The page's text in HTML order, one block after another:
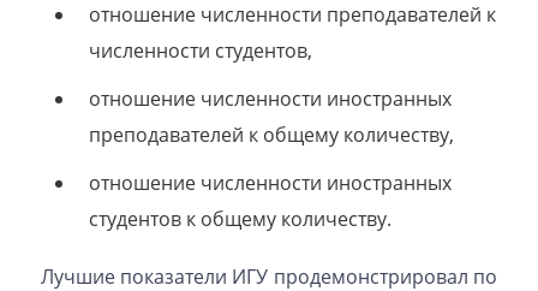
отношение численности преподавателей к
численности студентов,
отношение численности иностранных
преподавателей к общему количеству,
отношение численности иностранных
студентов к общему количеству.
Лучшие показатели ИГУ продемонстрировал по